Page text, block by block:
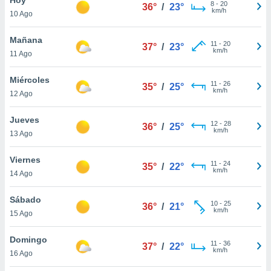
y
en
más
de
cookies
10 Ago
36° / 23° 8- 20
km/h
Mañana
11 Ago
37° / 23° 11 - 20
km/h
Miércoles
12 Ago
35° / 25° 11 - 26
km/h
Jueves
13 Ago
36° / 25° 12- 28
km/h
Viernes
14 Ago
35° / 22° 11 - 24
km/h
Sábado
15 Ago
36° / 21° 10- 25
km/h
Domingo
16 Ago
37° / 22° 11 - 36
km/h